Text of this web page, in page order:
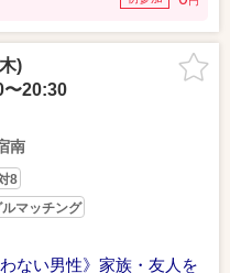
)
〜20:30
南
8
マッチング
ない男性》家族・友人を